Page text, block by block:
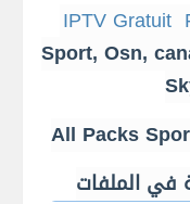
IPTV Gratuit
Sport, Osn,
All Packs
في الملفات